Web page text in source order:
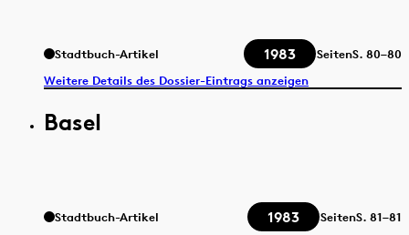
Stadtbuch-Artikel 1983 SeitenS. 80–80
Weitere Details des Dossier-Eintrags anzeigen
Basel
Stadtbuch-Artikel 1983 SeitenS. 81–81